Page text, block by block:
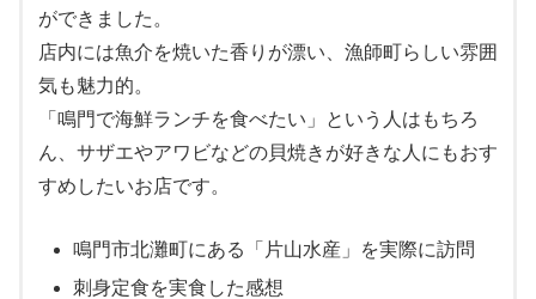
ができました。
店内には魚介を焼いた香りが漂い、漁師町らしい雰囲
気も魅力的。
「鳴門で海鮮ランチを食べたい」という人はもちろ
ん、サザエやアワビなどの貝焼きが好きな人にもおす
すめしたいお店です。
鳴門市北灘町にある「片山水産」を実際に訪問
刺身定食を実食した感想